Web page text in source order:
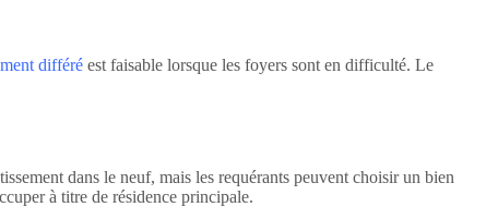
différé est faisable lorsque les foyers sont en difficulté. Le
dans le neuf, mais les requérants peuvent choisir un bien
à titre de résidence principale.